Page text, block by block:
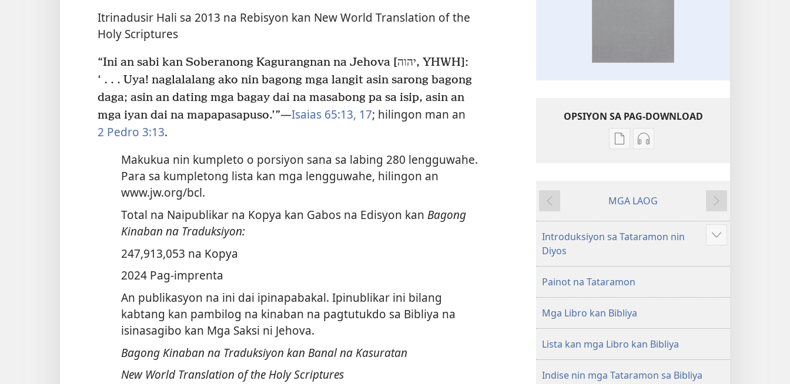
Itrinadusir Hali sa 2013 na Rebisyon kan New World Translation of the
Holy Scriptures
“Ini an sabi kan Soberanong Kagurangnan na Jehova [יהוה, YHWH]:
‘ . . . Uya! naglalalang ako nin bagong mga langit asin sarong bagong
daga; asin an dating mga bagay dai na masabong pa sa isip, asin an
mga iyan dai na mapapasapuso.’”—Isaias 65:13, 17; hilingon man an
2 Pedro 3:13.
Makukua nin kumpleto o porsiyon sana sa labing 280 lengguwahe.
Para sa kumpletong lista kan mga lengguwahe, hilingon an
www.jw.org/bcl.
Total na Naipublikar na Kopya kan Gabos na Edisyon kan Bagong
Kinaban na Traduksiyon:
247,913,053 na Kopya
2024 Pag-imprenta
An publikasyon na ini dai ipinapabakal. Ipinublikar ini bilang
kabtang kan pambilog na kinaban na pagtutukdo sa Bibliya na
isinasagibo kan Mga Saksi ni Jehova.
Bagong Kinaban na Traduksiyon kan Banal na Kasuratan
New World Translation of the Holy Scriptures
OPSIYON SA PAG-DOWNLOAD
Mga
download
Kinaban
na
Banal
na
Kasuratan
Mga
download
Bagong
kan
na
Kasuratan
Bumalik
MGA LAOG
Sunod
Introduksiyon sa Tataramon nin
Diyos
Ipahiling
iba
Painot na Tataramon
Mga Libro kan Bibliya
Lista kan mga Libro kan Bibliya
Indise nin mga Tataramon sa Bibliya